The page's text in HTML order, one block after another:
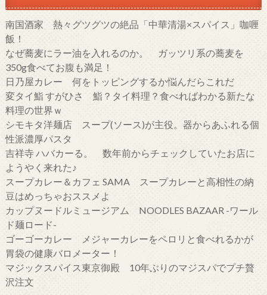
南国酒家 熱々グツグツの絶品「中華清湯×スパイス」咖喱
飯！
なぜ蕎麦にラー油を入れるのか。 ガッツリ系の蕎麦を
350g食べてお腹も満足！
日乃屋カレー 何をトッピングするか悩んだらこれだ
変タイ鮨 すがひさ 鮨？タイ料理？食べればわかる新たな
料理の世界ｗ
シモキタ洋麺店 スープ(ソース)が主役。器からあふれる個
性派濃厚パスタ
吉祥寺 ハバカーる。 数年前からチェックしていたお店に
ようやく来れた♪
スープカレー＆カフェ SAMA スープカレーと高相性の納
豆はめっちゃおススメよ
カップヌードルミュージアム NOODLES BAZAAR -ワール
ド麺ロード-
ゴーゴーカレー メジャーカレーをペロリと食べれるかが
胃袋の健康バロメーター！
マジックスパイス東京御殿 10年ぶりのマジスパでプチ贅
沢注文